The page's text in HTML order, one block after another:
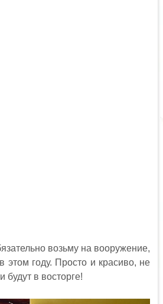
возьму на вооружение,
этом году. Просто и красиво, не
будут в восторге!